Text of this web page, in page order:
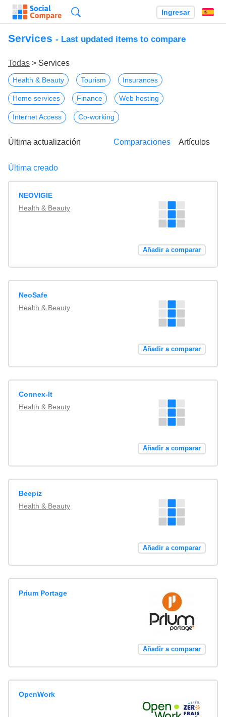
Ingresar
Services - Last updated items to compare
Todas > Services
Health & Beauty Tourism Insurances
Home services Finance Web hosting
Internet Access Co-working
Última actualización
Última creado
Comparaciones Artículos
NEOVIGIE
Health & Beauty
Añadir a comparar
NeoSafe
Health & Beauty
Añadir a comparar
Connex-It
Health & Beauty
Añadir a comparar
Beepiz
Health & Beauty
Añadir a comparar
Prium Portage
Añadir a comparar
OpenWork